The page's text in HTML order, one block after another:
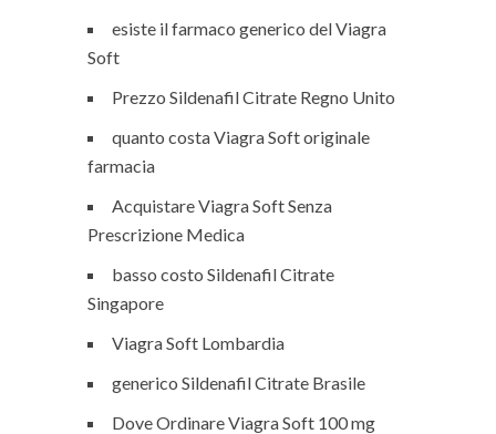
esiste il farmaco generico del Viagra
Soft
Prezzo Sildenafil Citrate Regno Unito
quanto costa Viagra Soft originale
farmacia
Acquistare Viagra Soft Senza
Prescrizione Medica
basso costo Sildenafil Citrate
Singapore
Viagra Soft Lombardia
generico Sildenafil Citrate Brasile
Dove Ordinare Viagra Soft 100 mg